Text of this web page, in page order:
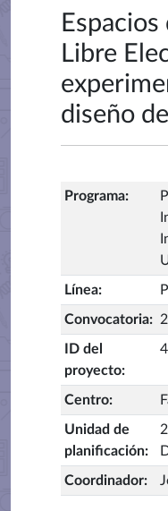
Libre
diseño
Programa:
Línea:
Convocatoria:
ID del
proyecto:
Centro:
Unidad de
planificación:
Coordinador: